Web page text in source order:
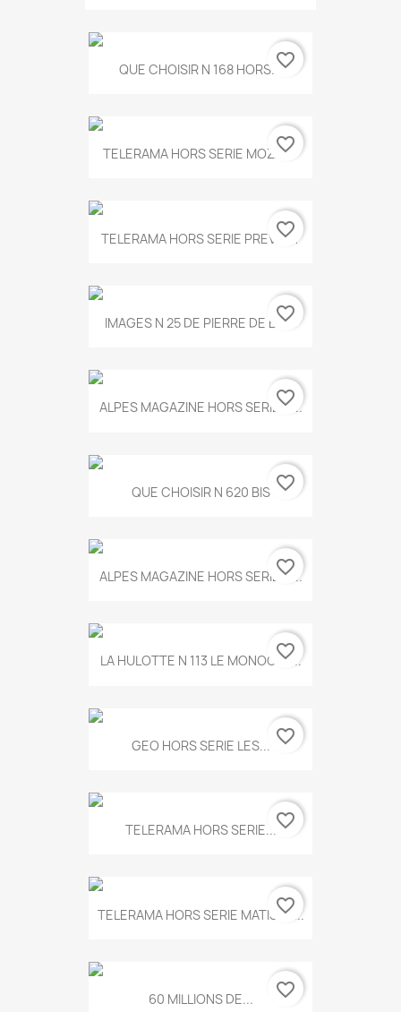
QUE CHOISIR N 168 HORS...favorite_border
TELERAMA HORS SERIE MOZART
favorite_border
TELERAMA HORS SERIE PREVERT
favorite_border
IMAGES N 25 DE PIERRE DE BOIS
favorite_border
ALPES MAGAZINE HORS SERIE N...
favorite_border
QUE CHOISIR N 620 BIS favorite_border
ALPES MAGAZINE HORS SERIE N...
favorite_border
LA HULOTTE N 113 LE MONOCLE...
favorite_border
GEO HORS SERIE LES... favorite_border
TELERAMA HORS SERIE...favorite_border
TELERAMA HORS SERIE MATISSE...
favorite_border
60 MILLIONS DE... favorite_border